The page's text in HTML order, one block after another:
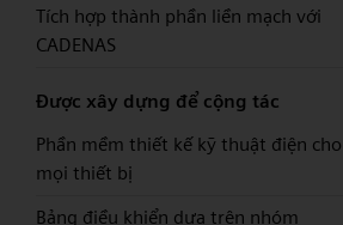
Tích hợp thành phần liền mạch với
CADENAS
Được xây dựng để cộng tác
Phần mềm thiết kế kỹ thuật điện cho
mọi thiết bị
Bảng điều khiển dựa trên nhóm